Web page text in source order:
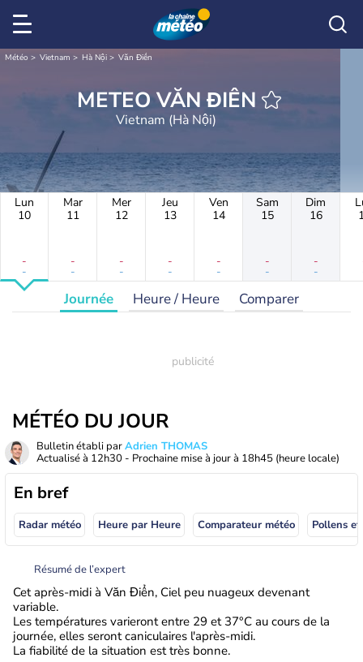
Météo Vietnam Hà Nội Văn Điển
METEO VĂN ĐIỂN
Vietnam (Hà Nội)
Lun
10
-
-
Mar
11
-
-
Mer
12
-
-
Jeu
13
-
-
Ven
14
-
-
Sam
15
-
-
Dim
16
-
-
Journée Heure / Heure Comparer
MÉTÉO DU JOUR
Bulletin établi parAdrien THOMAS
Actualisé à 12h30 - Prochaine mise à jour à 18h45 (heure locale)
En bref
Radar météo Heure par Heure Comparateur météo Pollens
Résumé de l’expert
Cet après-midi à Văn Điển, Ciel peu nuageux devenant
variable.
Les températures varieront entre 29 et 37°C au cours de la
journée, elles seront caniculaires l'après-midi.
La fiabilité de la situation est très bonne.